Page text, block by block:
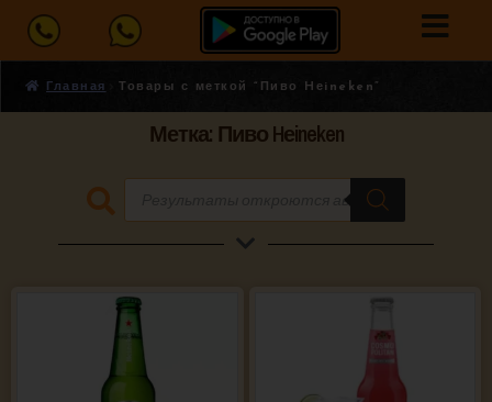
Главная Товары с меткой “Пиво Hеineken”
Метка: Пиво Hеineken